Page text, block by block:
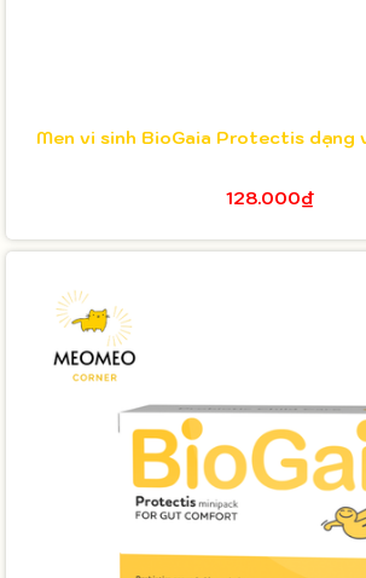
Men vi sinh BioGaia Protectis dạng
128.000₫